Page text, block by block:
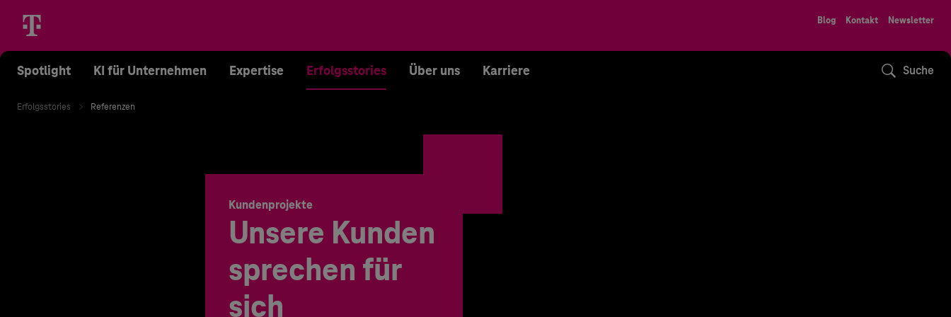
Blog Kontakt Newsletter
Spotlight KI für Unternehmen Expertise Erfolgsstories Über uns Karriere Suche
Erfolgsstories Referenzen
Kundenprojekte
Unsere Kunden
sprechen für
sich